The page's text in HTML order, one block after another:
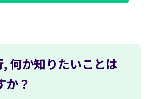
,何か知りたいことは
か？